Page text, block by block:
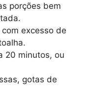
porções bem
excesso de
20 minutos, ou
gotas de